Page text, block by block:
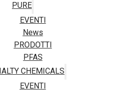
PURE
EVENTI
News
PRODOTTI
PFAS
CHEMICALS
EVENTI